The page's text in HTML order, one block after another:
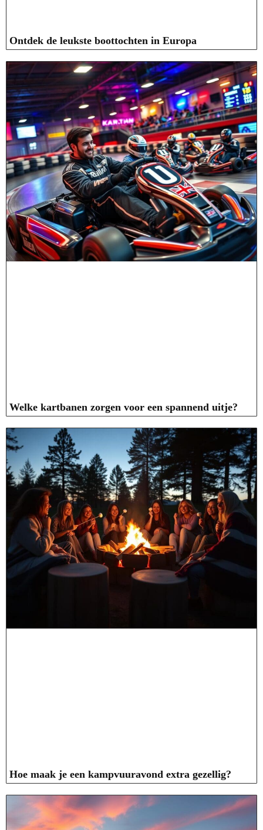
Ontdek de leukste boottochten in Europa
Welke kartbanen zorgen voor een spannend uitje?
Hoe maak je een kampvuuravond extra gezellig?